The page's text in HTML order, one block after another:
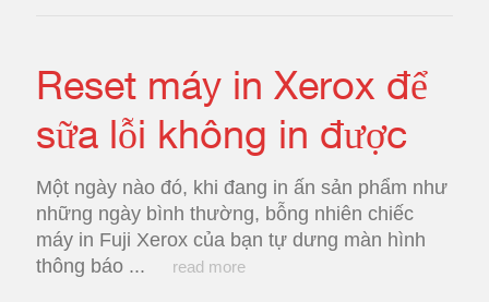
Reset máy in Xerox để
sữa lỗi không in được
Một ngày nào đó, khi đang in ấn sản phẩm như
những ngày bình thường, bỗng nhiên chiếc
máy in Fuji Xerox của bạn tự dưng màn hình
thông báo ...
read more